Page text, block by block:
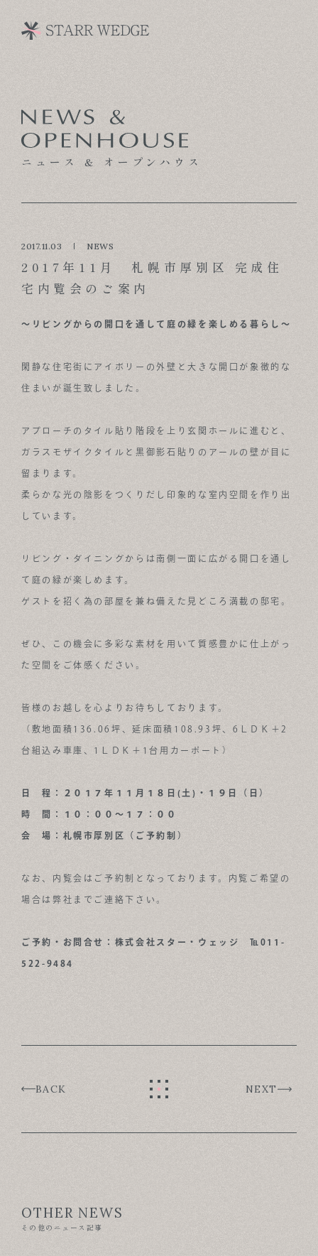
CONCEPT
TECHNOLOGY
MODEL HOUSE
FOR BUSINESS
CONTACT
ニュース & オープンハウス
2017.11.03 NEWS
2017年11月 札幌市厚別区 完成住
宅内覧会のご案内
～リビングからの開口を通して庭の緑を楽しめる暮らし～
閑静な住宅街にアイボリーの外壁と大きな開口が象徴的な
住まいが誕生致しました。
アプローチのタイル貼り階段を上り玄関ホールに進むと、
ガラスモザイクタイルと黒御影石貼りのアールの壁が目に
留まります。
柔らかな光の陰影をつくりだし印象的な室内空間を作り出
しています。
リビング・ダイニングからは南側一面に広がる開口を通し
て庭の緑が楽しめます。
ゲストを招く為の部屋を兼ね備えた見どころ満載の邸宅。
ぜひ、この機会に多彩な素材を用いて質感豊かに仕上がっ
た空間をご体感ください。
皆様のお越しを心よりお待ちしております。
（敷地面積136.06坪、延床面積108.93坪、6ＬＤＫ＋2
台組込み車庫、1ＬＤＫ＋1台用カーポート）
日 程：２０１７年１１月１８日(土)・１９日（日）
時 間：１０：００～１７：００
会 場：札幌市厚別区（ご予約制）
なお、内覧会はご予約制となっております。内覧ご希望の
場合は弊社までご連絡下さい。
ご予約・お問合せ：株式会社スター・ウェッジ ℡011-
522-9484
BACK NEXT
OTHER NEWS
その他のニュース記事